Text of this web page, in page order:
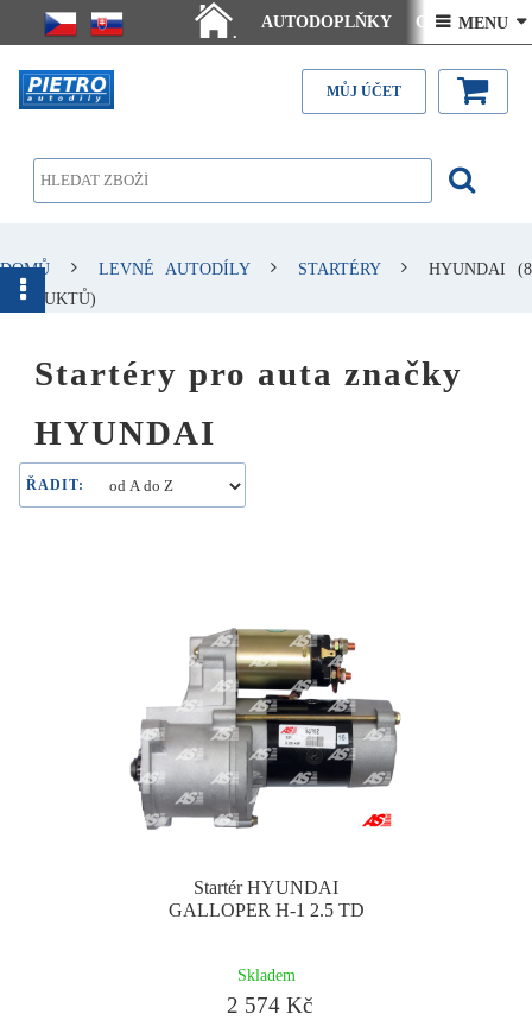
.
AUTODOPLŇKY Ceny doručení
Články - návody Kontakt
 MENU 
MŮJ ÚČET
DOMŮ LEVNÉ AUTODÍLY STARTÉRY HYUNDAI (8
PRODUKTŮ)
Startéry pro auta značky
HYUNDAI
ŘADIT:
Startér HYUNDAI
GALLOPER H-1 2.5 TD
Skladem
2 574 Kč